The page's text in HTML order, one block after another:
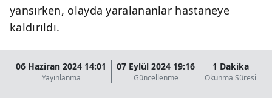
yansırken, olayda yaralananlar hastaneye
kaldırıldı.
06 Haziran 2024 14:01
Yayınlanma
07 Eylül 2024 19:16
Güncellenme
1 Dakika
Okunma Süresi